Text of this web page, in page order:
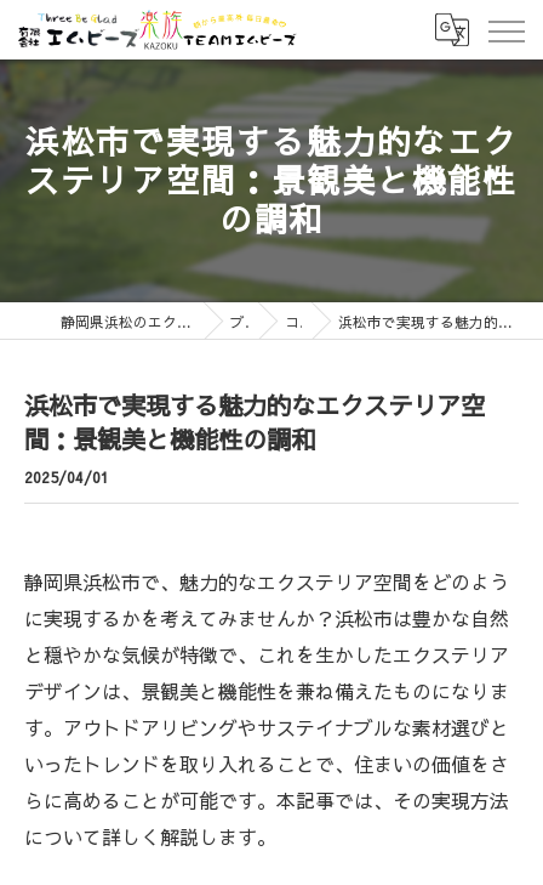
浜松市で実現する魅力的なエク
ステリア空間：景観美と機能性
の調和
静岡県浜松のエクステリアなら有限会社エムビーズ ブログ コラム 浜松市で実現する魅力的なエクステリア空間：景観美と機能性の調和
浜松市で実現する魅力的なエクステリア空
間：景観美と機能性の調和
2025/04/01
静岡県浜松市で、魅力的なエクステリア空間をどのよう
に実現するかを考えてみませんか？浜松市は豊かな自然
と穏やかな気候が特徴で、これを生かしたエクステリア
デザインは、景観美と機能性を兼ね備えたものになりま
す。アウトドアリビングやサステイナブルな素材選びと
いったトレンドを取り入れることで、住まいの価値をさ
らに高めることが可能です。本記事では、その実現方法
について詳しく解説します。